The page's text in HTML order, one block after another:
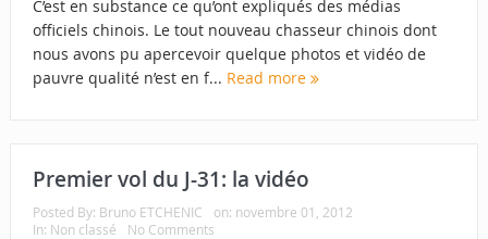
C’est en substance ce qu’ont expliqués des médias
officiels chinois. Le tout nouveau chasseur chinois dont
nous avons pu apercevoir quelque photos et vidéo de
pauvre qualité n’est en f... Read more
Premier vol du J-31: la vidéo
Posted By: Bruno ETCHENIC on: novembre 01, 2012
In: Non classé No Comments